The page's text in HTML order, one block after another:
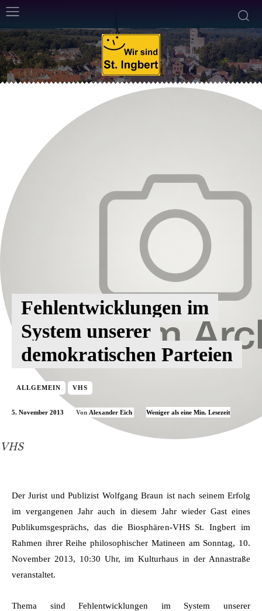
VHS
Fehlentwicklungen im
System unserer
demokratischen Parteien
ALLGEMEIN VHS
5. November 2013 Von Alexander Eich Weniger als eine Min. Lesezeit
Der Jurist und Publizist Wolfgang Braun ist nach seinem Erfolg
im vergangenen Jahr auch in diesem Jahr wieder Gast eines
Publikumsgesprächs, das die Biosphären-VHS St. Ingbert im
Rahmen ihrer Reihe philosophischer Matineen am Sonntag, 10.
November 2013, 10:30 Uhr, im Kulturhaus in der Annastraße
veranstaltet.
Thema sind Fehlentwicklungen im System unserer